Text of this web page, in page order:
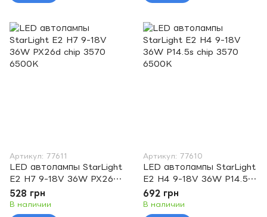
Артикул: 77611
LED автолампы StarLight
E2 H7 9-18V 36W PX26d
chip 3570 6500K
528 грн
В наличии
Артикул: 77610
LED автолампы StarLight
E2 H4 9-18V 36W P14.5s
chip 3570 6500K
692 грн
В наличии